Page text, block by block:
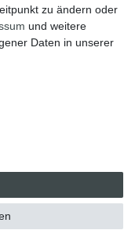
zu ändern oder
und weitere
Daten in unserer